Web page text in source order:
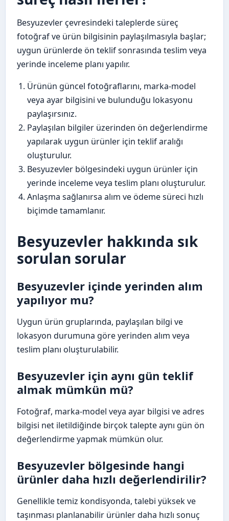
Besyuzevler çevresindeki taleplerde süreç
fotoğraf ve ürün bilgisinin paylaşılmasıyla başlar;
uygun ürünlerde ön teklif sonrasında teslim veya
yerinde inceleme planı yapılır.
Ürünün güncel fotoğraflarını, marka-model
veya ayar bilgisini ve bulunduğu lokasyonu
paylaşırsınız.
Paylaşılan bilgiler üzerinden ön değerlendirme
yapılarak uygun ürünler için teklif aralığı
oluşturulur.
Besyuzevler bölgesindeki uygun ürünler için
yerinde inceleme veya teslim planı oluşturulur.
Anlaşma sağlanırsa alım ve ödeme süreci hızlı
biçimde tamamlanır.
Besyuzevler hakkında sık
sorulan sorular
Besyuzevler içinde yerinden alım
yapılıyor mu?
Uygun ürün gruplarında, paylaşılan bilgi ve
lokasyon durumuna göre yerinden alım veya
teslim planı oluşturulabilir.
Besyuzevler için aynı gün teklif
almak mümkün mü?
Fotoğraf, marka-model veya ayar bilgisi ve adres
bilgisi net iletildiğinde birçok talepte aynı gün ön
değerlendirme yapmak mümkün olur.
Besyuzevler bölgesinde hangi
ürünler daha hızlı değerlendirilir?
Genellikle temiz kondisyonda, talebi yüksek ve
taşınması planlanabilir ürünler daha hızlı sonuç